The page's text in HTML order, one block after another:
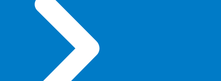
Voice-over:
Het doel van de organisatie: de samenleving
weerbaar maken tegen Jodenhaat. Dat doen ze op
verschillende manieren.
Beeldbeschrijving: